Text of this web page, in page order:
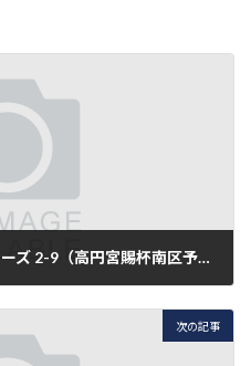
【U5】◯お三ノ宮ヤングスターズ 2-9（高円宮賜杯南区予選3回戦）
次の記事